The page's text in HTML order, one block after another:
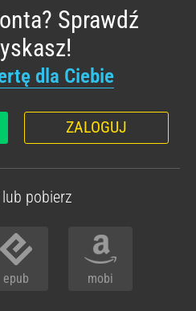
Sprawdź
dla Ciebie
ZALOGUJ
pobierz
epub mobi